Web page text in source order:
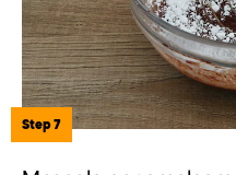
Step 7